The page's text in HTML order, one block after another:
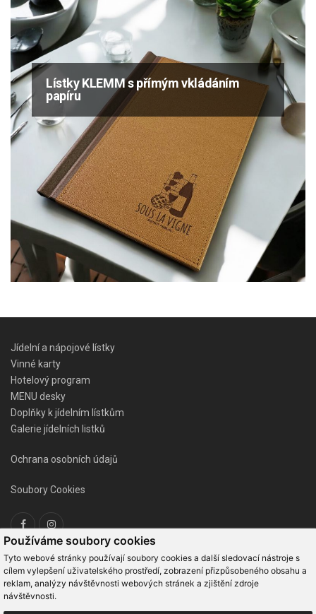
Používáme soubory cookies
Tyto webové stránky používají soubory cookies a další sledovací nástroje s
cílem vylepšení uživatelského prostředí, zobrazení přizpůsobeného obsahu a
reklam, analýzy návštěvnosti webových stránek a zjištění zdroje
návštěvnosti.
Lístky KLEMM s přímým vkládáním
papíru
Jídelní a nápojové lístky
Vinné karty
Hotelový program
MENU desky
Doplňky k jídelním lístkům
Galerie jídelních listků
Ochrana osobních údajů
Soubory Cookies
KONTAKTNÍ ÚDAJE
GASTRO PALAZZO s.r.o.